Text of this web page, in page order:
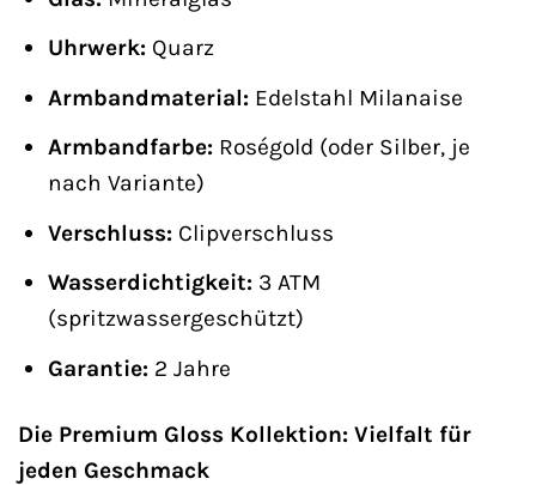
Uhrwerk:Quarz
Armbandmaterial:Edelstahl Milanaise
Armbandfarbe:Roségold (oder Silber, je
nach Variante)
Verschluss:Clipverschluss
Wasserdichtigkeit:3 ATM
(spritzwassergeschützt)
Garantie:2 Jahre
Die Premium Gloss Kollektion: Vielfalt für
jeden Geschmack